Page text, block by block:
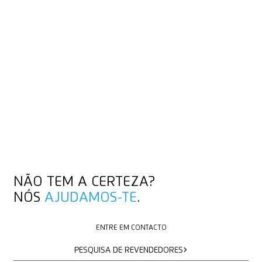
NÃO TEM A CERTEZA?
NÓS AJUDAMOS-TE.
ENTRE EM CONTACTO
PESQUISA DE REVENDEDORES